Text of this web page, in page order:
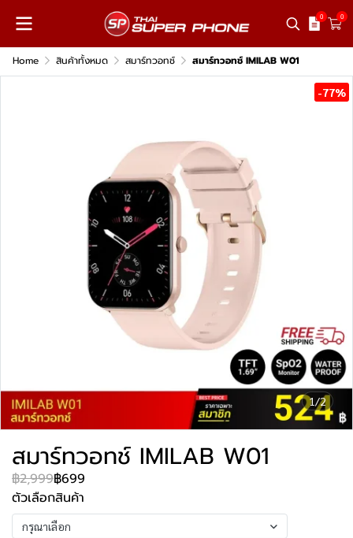
0 0
Home สินค้าทั้งหมด สมาร์ทวอทช์ สมาร์ทวอทช์ IMILAB W01
1/2
-77%
สมาร์ทวอทช์ IMILAB W01
฿2,999฿699
ตัวเลือกสินค้า
กรุณาเลือก